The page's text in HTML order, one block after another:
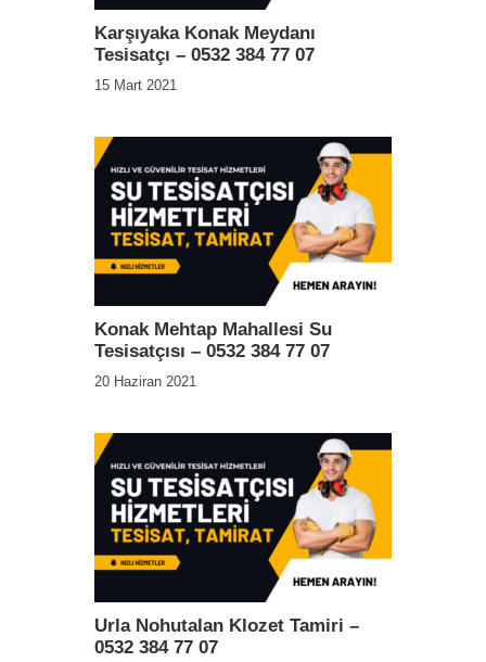
Karşıyaka Konak Meydanı
Tesisatçı – 0532 384 77 07
15 Mart 2021
Konak Mehtap Mahallesi Su
Tesisatçısı – 0532 384 77 07
20 Haziran 2021
Urla Nohutalan Klozet Tamiri –
0532 384 77 07